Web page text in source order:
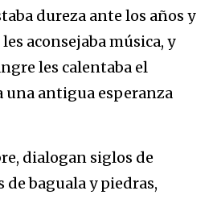
dureza ante los años y
aconsejaba música, y
les calentaba el
una antigua esperanza
dialogan siglos de
de baguala y piedras,